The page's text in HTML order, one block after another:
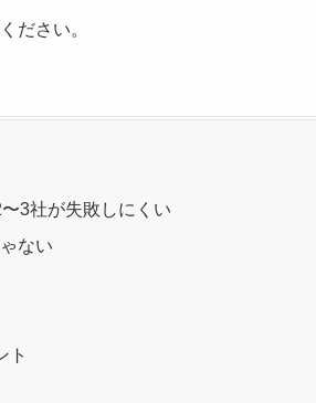
ださい。
3社が失敗しにくい
ない
ト